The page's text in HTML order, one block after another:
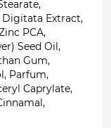
Digitata Extract,
PCA,
Seed Oil,
Gum,
Parfum,
Caprylate,